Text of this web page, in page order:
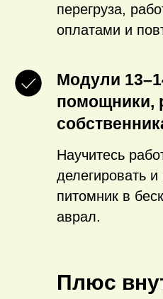
перегруза,
оплатами и
Модули
помощники,
Научитесь
делегировать
питомник в
аврал.
Плюс